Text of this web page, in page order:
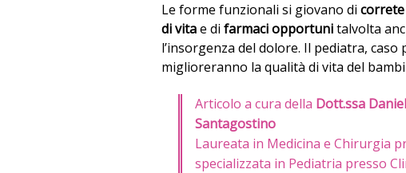
Le forme funzionali si giovano di
di vitae di farmaci opportunitalvolta
l’insorgenza del dolore. Il pediatra, caso
miglioreranno la qualità di vita del
Articolo a cura della Dott.ssa
Santagostino
Laureata in Medicina e Chirurgia
specializzata in Pediatria presso